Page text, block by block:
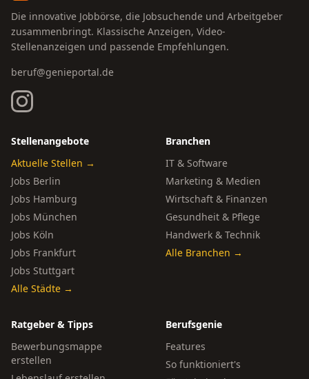
Die innovative Jobbörse, die Jobsuchende und Arbeitgeber
zusammenbringt. Klassische Anzeigen, Video-
Stellenanzeigen und passende Empfehlungen.
beruf@genieportal.de
Stellenangebote
Aktuelle Stellen →
Jobs Berlin
Jobs Hamburg
Jobs München
Jobs Köln
Jobs Frankfurt
Jobs Stuttgart
Alle Städte →
Branchen
IT & Software
Marketing & Medien
Wirtschaft & Finanzen
Gesundheit & Pflege
Handwerk & Technik
Alle Branchen →
Ratgeber & Tipps
Bewerbungsmappe
erstellen
Berufsgenie
Features
So funktioniert's